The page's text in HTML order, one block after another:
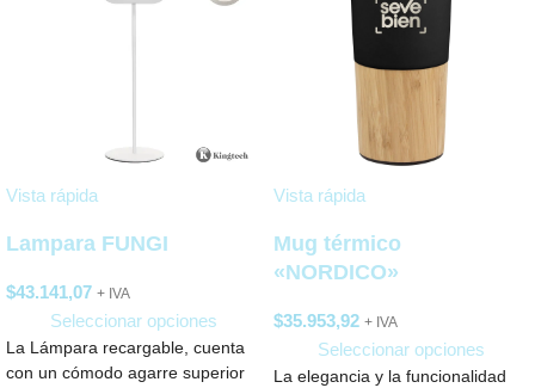
Vista rápida
Lampara FUNGI
$43.141,07 + IVA
Seleccionar opciones
La Lámpara recargable, cuenta
con un cómodo agarre superior
Vista rápida
Mug térmico
«NORDICO»
$35.953,92 + IVA
Seleccionar opciones
La elegancia y la funcionalidad